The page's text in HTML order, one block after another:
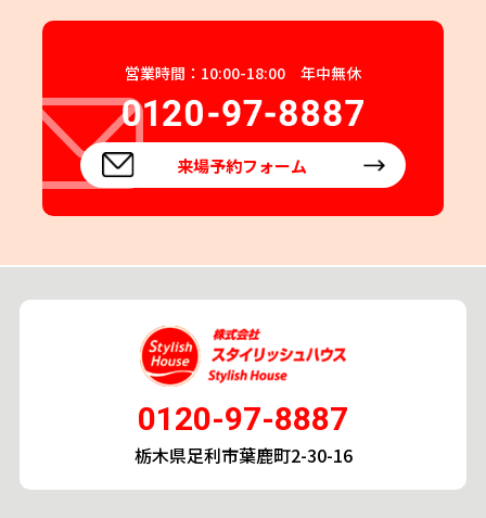
営業時間：10:00-18:00 年中無休
来場予約フォーム
0120-97-8887
栃木県足利市葉鹿町2-30-16